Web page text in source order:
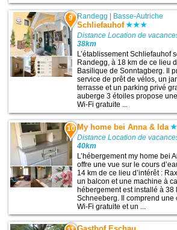
9 Randegg Basse-Autriche
Schliefauhof
Distance Location de
38km
L’établissement Schliefauhof
Randegg, à 18 km de ce lieu
Basilique de Sonntagberg. Il
service de prêt de vélos, un
terrasse et un parking privé
auberge 3 étoiles propose
Wi-Fi gratuite ...
10 My home bei Anna & Ida
Distance Location de
40km
L’hébergement my home bei
offre une vue sur le cours
14 km de ce lieu d’intérêt :
un balcon et une machine à
hébergement est installé à 38
Schneeberg. Il comprend une
Wi-Fi gratuite et un ...